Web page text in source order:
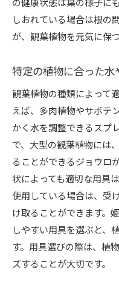
しおれている場合は根の
が、観葉植物を元気に保
特定の植物に合った
観葉植物の種類によって
えば、多肉植物やサボテ
かく水を調整できるスプ
で、大型の観葉植物には
ることができるジョウロ
状によっても適切な用具
使用している場合は、受
け取ることができます。
しやすい用具を選ぶと、
す。用具選びの際は、植
ズすることが大切です。